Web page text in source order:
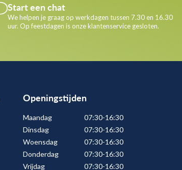
Start een chat
We helpen je graag op werkdagen tussen 7.30 en 16.30
uur. Op feestdagen is onze klantenservice gesloten.
Openingstijden
Maandag
07:30-16:30
Dinsdag
07:30-16:30
Woensdag
07:30-16:30
Donderdag
07:30-16:30
Vrijdag
07:30-16:30